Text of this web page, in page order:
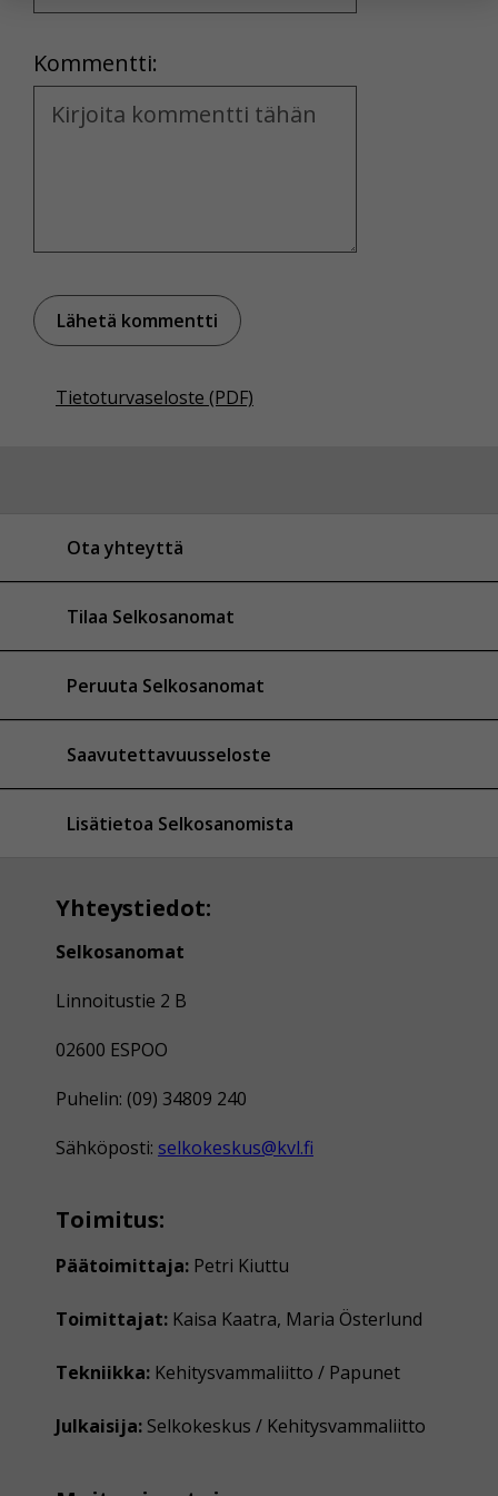
Kommentti:
Kommentti
Tietoturvaseloste (PDF)
Ota yhteyttä
Tilaa Selkosanomat
Peruuta Selkosanomat
Saavutettavuusseloste
Lisätietoa Selkosanomista
Yhteystiedot:
Selkosanomat
Linnoitustie 2 B
02600 ESPOO
Puhelin: (09) 34809 240
Sähköposti: selkokeskus@kvl.fi
Toimitus:
Päätoimittaja: Petri Kiuttu
Toimittajat: Kaisa Kaatra, Maria Österlund
Tekniikka: Kehitysvammaliitto / Papunet
Julkaisija: Selkokeskus / Kehitysvammaliitto
yksittäiseen käyttäjään.
Voit valita, hyväksytkö näiden evästeiden käytön.